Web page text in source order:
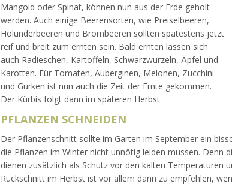
Mangold oder Spinat, können nun aus der Erde geholt
werden. Auch einige Beerensorten, wie Preiselbeeren,
Holunderbeeren und Brombeeren sollten spätestens jetzt
reif und breit zum ernten sein. Bald ernten lassen sich
auch Radieschen, Kartoffeln, Schwarzwurzeln, Äpfel und
Karotten. Für Tomaten, Auberginen, Melonen, Zucchini
und Gurken ist nun auch die Zeit der Ernte gekommen.
Der Kürbis folgt dann im späteren Herbst.
PFLANZEN SCHNEIDEN
Der Pflanzenschnitt sollte im Garten im September ein
die Pflanzen im Winter nicht unnötig leiden müssen. Denn
dienen zusätzlich als Schutz vor den kalten Temperaturen
Rückschnitt im Herbst ist vor allem dann zu empfehlen,